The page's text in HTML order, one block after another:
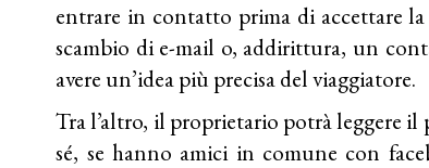
entrare in contatto prima di accettare
scambio di e-mail o, addirittura, un
avere un’idea più precisa del viaggiatore.
Tra l’altro, il proprietario potrà leggere il
sé, se hanno amici in comune con